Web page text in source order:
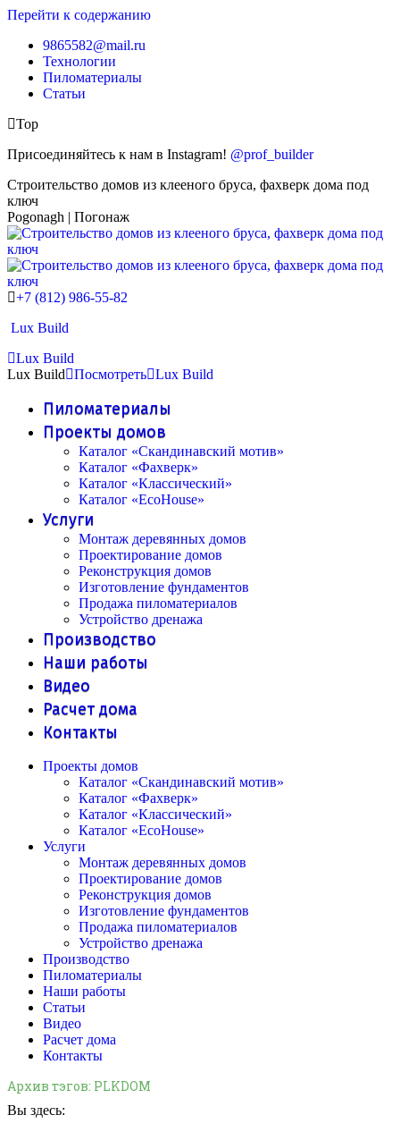
Перейти к содержанию
9865582@mail.ru
Технологии
Пиломатериалы
Статьи
Top
Присоединяйтесь к нам в Instagram! @prof_builder
Строительство домов из клееного бруса, фахверк дома под
ключ
Pogonagh | Погонаж
+7 (812) 986-55-82
Lux Build
Lux Build
Lux Build
Посмотреть Lux Build
Пиломатериалы
Проекты домов
Каталог «Скандинавский мотив»
Каталог «Фахверк»
Каталог «Классический»
Каталог «EcoHouse»
Услуги
Монтаж деревянных домов
Проектирование домов
Реконструкция домов
Изготовление фундаментов
Продажа пиломатериалов
Устройство дренажа
Производство
Наши работы
Видео
Расчет дома
Контакты
Проекты домов
Каталог «Скандинавский мотив»
Каталог «Фахверк»
Каталог «Классический»
Каталог «EcoHouse»
Услуги
Монтаж деревянных домов
Проектирование домов
Реконструкция домов
Изготовление фундаментов
Продажа пиломатериалов
Устройство дренажа
Производство
Пиломатериалы
Наши работы
Статьи
Видео
Расчет дома
Контакты
Архив тэгов: PLKDOM
Вы здесь: